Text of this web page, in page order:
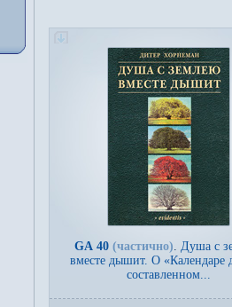
GA 40 (частично). Душа с
вместе дышит. О «Календаре
составленном...